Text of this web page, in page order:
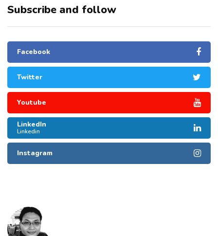
Subscribe and follow
Facebook
Twitter
Youtube
LinkedIn
Linkedin
Instagram